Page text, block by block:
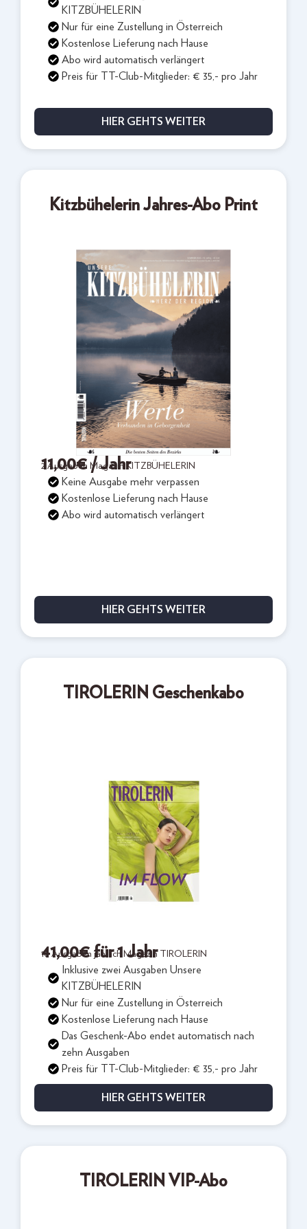
KITZBÜHELERIN
Nur für eine Zustellung in Österreich
Kostenlose Lieferung nach Hause
Abo wird automatisch verlängert
Preis für TT-Club-Mitglieder: € 35,- pro Jahr
HIER GEHTS WEITER
Kitzbühelerin Jahres-Abo Print
11,00€ / Jahr
2 Ausgaben Magazin KITZBÜHELERIN
Keine Ausgabe mehr verpassen
Kostenlose Lieferung nach Hause
Abo wird automatisch verlängert
HIER GEHTS WEITER
TIROLERIN Geschenkabo
41,00€ für 1 Jahr
10 Ausgaben jährlich Magazin TIROLERIN
Inklusive zwei Ausgaben Unsere
KITZBÜHELERIN
Nur für eine Zustellung in Österreich
Kostenlose Lieferung nach Hause
Das Geschenk-Abo endet automatisch nach
zehn Ausgaben
Preis für TT-Club-Mitglieder: € 35,- pro Jahr
HIER GEHTS WEITER
TIROLERIN VIP-Abo